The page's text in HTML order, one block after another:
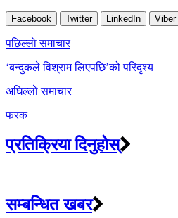
Facebook Twitter LinkedIn Viber
Post
navigation
पछिल्लाे समाचार
‘बन्दुकले विश्राम लिएपछि’को परिदृश्य
अघिल्लाे समाचार
फरक
प्रतिक्रिया दिनुहोस्
सम्बन्धित खबर